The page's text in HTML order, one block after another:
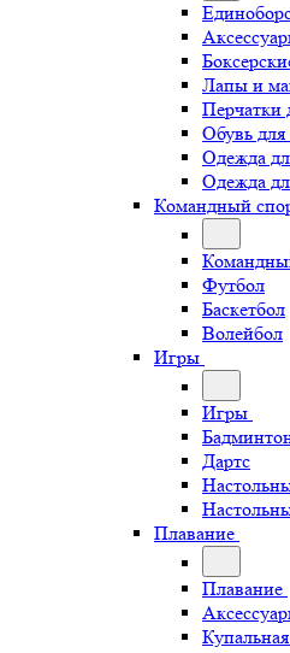
Лапы и
Перчатки
Обувь для
Одежда
Одежда
Командный
Футбол
Баскетбол
Волейбол
Игры
Игры
Дартс
Плавание
Плавание